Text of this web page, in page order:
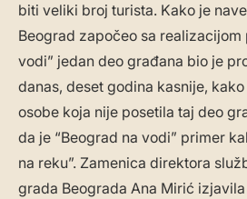
biti veliki broj turista. Kako je
Beograd započeo sa realizacijom
vodi” jedan deo građana bio je
danas, deset godina kasnije,
osobe koja nije posetila taj deo
da je “Beograd na vodi” primer
na reku”. Zamenica direktora
grada Beograda Ana Mirić